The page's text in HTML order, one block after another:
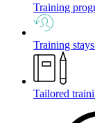
Training
Training
Tailored